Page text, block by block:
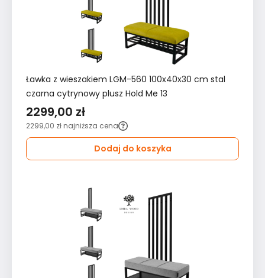
Ławka z wieszakiem LGM-560 100x40x30 cm stal
czarna cytrynowy plusz Hold Me 13
2299,00 zł
2299,00 zł najniższa cena
Dodaj do koszyka